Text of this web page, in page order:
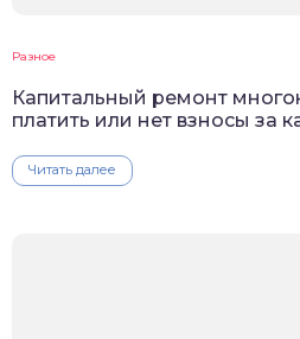
Разное
Капитальный ремонт
платить или нет взносы за
Читать далее